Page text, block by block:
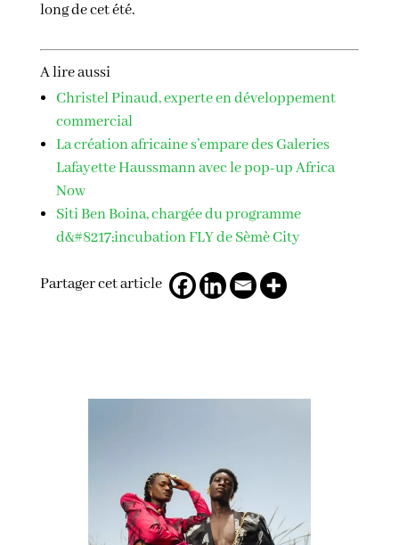
long de cet été.
A lire aussi
Christel Pinaud, experte en développement
commercial
La création africaine s’empare des Galeries
Lafayette Haussmann avec le pop-up Africa
Now
Siti Ben Boina, chargée du programme
d&#8217;incubation FLY de Sèmè City
Partager cet article